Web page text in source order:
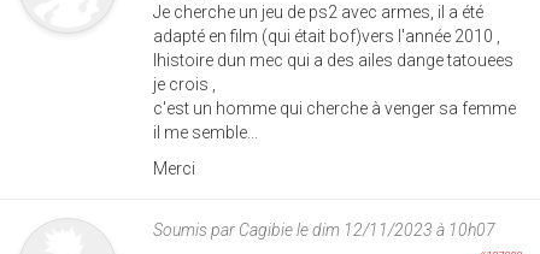
Je cherche un jeu de ps2 avec armes, il a été
adapté en film (qui était bof)vers l'année 2010 ,
lhistoire dun mec qui a des ailes dange tatouees
je crois ,
c'est un homme qui cherche à venger sa femme
il me semble...
Merci
Soumis par Cagibiele dim 12/11/2023 à 10h07